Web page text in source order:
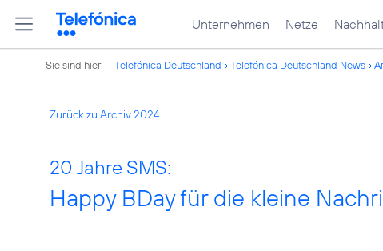
Unternehmen Netze
Sie sind hier: Telefónica Deutschland Telefónica Deutschland News
Zurück zu Archiv 2024
20 Jahre SMS:
Happy BDay für die kleine